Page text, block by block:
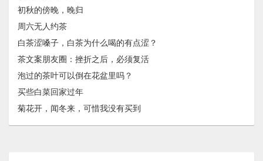
初秋的傍晚，晚归
周六无人约茶
白茶涩嗓子，白茶为什么喝的有点涩？
茶文案朋友圈：挫折之后，必须复活
泡过的茶叶可以倒在花盆里吗？
买些白菜回家过年
菊花开，闻冬来，可惜我没有买到